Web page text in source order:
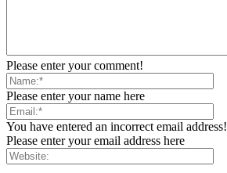
Please enter your comment!
Please enter your name here
You have entered an incorrect email address!
Please enter your email address here